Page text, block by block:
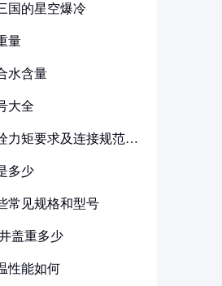
国的星空爆冷
量
水含量
大全
力矩要求及连接规范详
多少
常见规格和型号
盖重多少
性能如何